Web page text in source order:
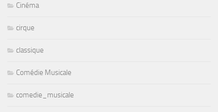
Cinéma
cirque
classique
Comédie Musicale
comedie_musicale